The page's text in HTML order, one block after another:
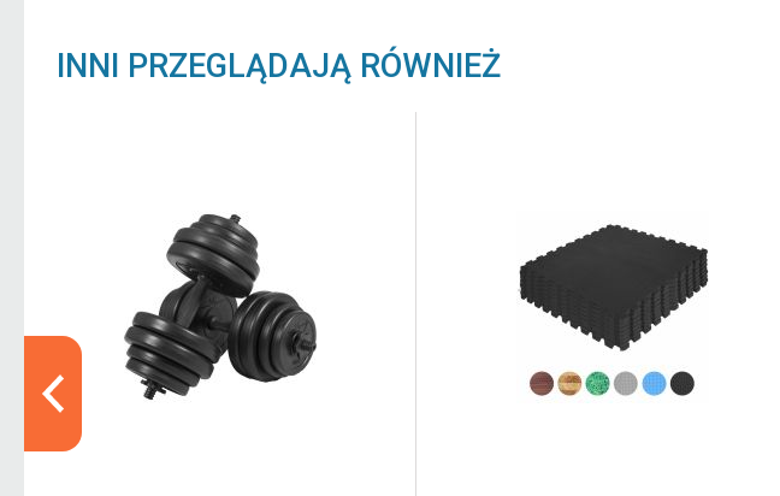
INNI PRZEGLĄDAJĄ RÓWNIEŻ